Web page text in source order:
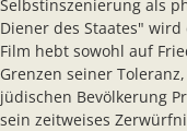
Selbstinszenierung als
Diener des Staates"
Film hebt sowohl auf
Grenzen seiner
jüdischen Bevölkerung
sein zeitweises